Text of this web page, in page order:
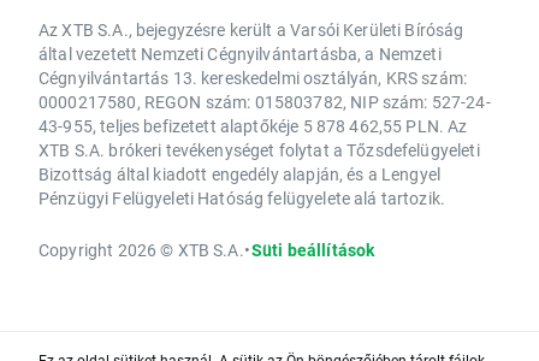
Az XTB S.A., bejegyzésre került a Varsói Kerületi Bíróság
által vezetett Nemzeti Cégnyilvántartásba, a Nemzeti
Cégnyilvántartás 13. kereskedelmi osztályán, KRS szám:
0000217580, REGON szám: 015803782, NIP szám: 527-24-
43-955, teljes befizetett alaptőkéje 5 878 462,55 PLN. Az
XTB S.A. brókeri tevékenységet folytat a Tőzsdefelügyeleti
Bizottság által kiadott engedély alapján, és a Lengyel
Pénzügyi Felügyeleti Hatóság felügyelete alá tartozik.
Copyright 2026 © XTB S.A.•Süti beállítások